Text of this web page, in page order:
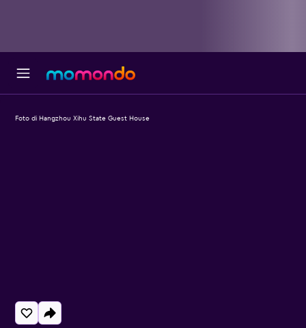
Foto di Hangzhou Xihu State Guest House